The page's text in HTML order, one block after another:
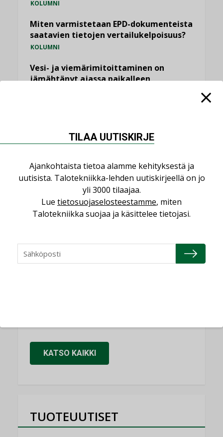
KOLUMNI
Miten varmistetaan EPD-dokumenteista
saatavien tietojen vertailukelpoisuus?
KOLUMNI
Vesi- ja viemärimitoittaminen on
jämähtänyt ajassa paikalleen
NIMITYKSET
Consti
Refair
NIMITYKSET
KATSO KAIKKI
TUOTEUUTISET
TILAA UUTISKIRJE
Ajankohtaista tietoa alamme kehityksestä ja
uutisista. Talotekniikka-lehden uutiskirjeellä on jo
yli 3000 tilaajaa.
Lue tietosuojaselosteestamme, miten
Talotekniikka suojaa ja käsittelee tietojasi.